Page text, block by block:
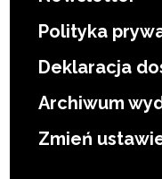
Polityka
Deklaracja
Archiwum
Zmień